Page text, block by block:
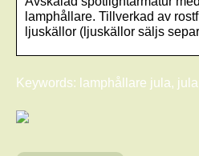
lamphållare. Tillverkad av
ljuskällor (ljuskällor säljs
Keywords: lamphållare jula,